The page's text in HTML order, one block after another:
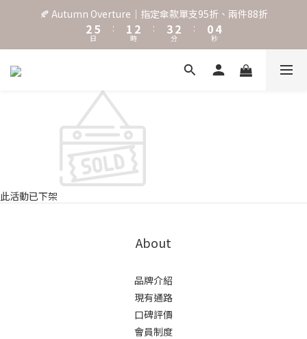
˖⋆꙳𝜗𝜚꙳. Shefa 沃野棕4款 全新上市˖⋆꙳𝜗𝜚꙳
🍂 Autumn Overture｜指定傘款單支95折、兩件88折
3
2
1
6
5
4
0
日
:
2
1
0
3
2
1
時
:
4
3
2
3
2
1
分
:
1
0
5
4
3
1
秒
‧⁺ ⊹˚. 台灣地區任選兩支傘免運 ⁺ ⊹˚.
˖⋆꙳𝜗𝜚꙳. Shefa 沃野棕4款 全新上市˖⋆꙳𝜗𝜚꙳
此活動已下架
About
品牌介紹
現有通路
口碑評價
會員制度